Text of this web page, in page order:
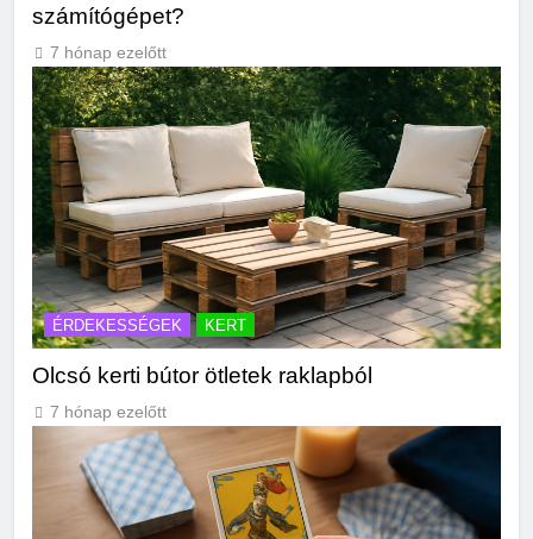
számítógépet?
7 hónap ezelőtt
ÉRDEKESSÉGEK KERT
Olcsó kerti bútor ötletek raklapból
7 hónap ezelőtt